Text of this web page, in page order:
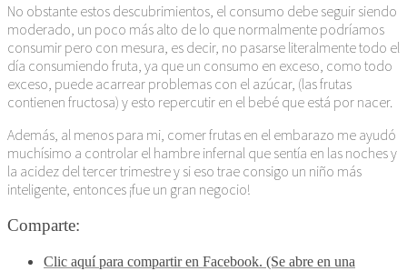
No obstante estos descubrimientos, el consumo debe seguir siendo
moderado, un poco más alto de lo que normalmente podríamos
consumir pero con mesura, es decir, no pasarse literalmente todo el
día consumiendo fruta, ya que un consumo en exceso, como todo
exceso, puede acarrear problemas con el azúcar, (las frutas
contienen fructosa) y esto repercutir en el bebé que está por nacer.
Además, al menos para mi, comer frutas en el embarazo me ayudó
muchísimo a controlar el hambre infernal que sentía en las noches y
la acidez del tercer trimestre y si eso trae consigo un niño más
inteligente, entonces ¡fue un gran negocio!
Comparte:
Clic aquí para compartir en Facebook. (Se abre en una